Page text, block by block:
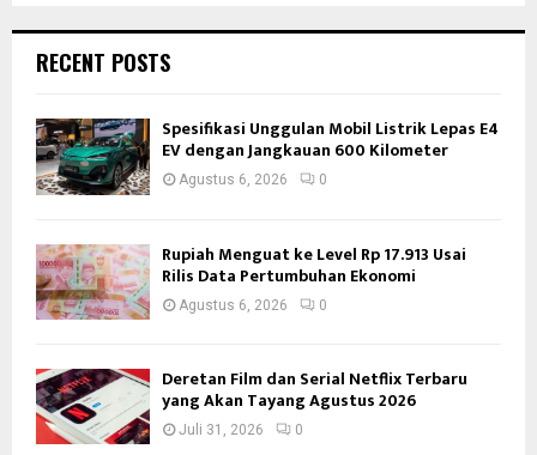
RECENT POSTS
Spesifikasi Unggulan Mobil Listrik Lepas E4
EV dengan Jangkauan 600 Kilometer
Agustus 6, 2026 0
Rupiah Menguat ke Level Rp 17.913 Usai
Rilis Data Pertumbuhan Ekonomi
Agustus 6, 2026 0
Deretan Film dan Serial Netflix Terbaru
yang Akan Tayang Agustus 2026
Juli 31, 2026 0